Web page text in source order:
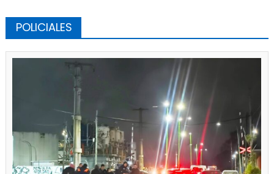
POLICIALES